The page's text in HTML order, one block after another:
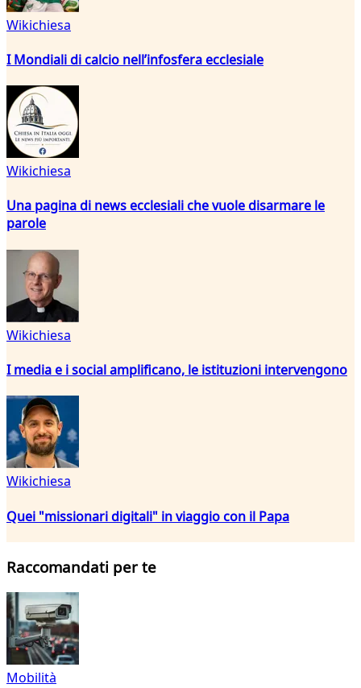
Wikichiesa
I Mondiali di calcio nell’infosfera ecclesiale
Wikichiesa
Una pagina di news ecclesiali che vuole disarmare le
parole
Wikichiesa
I media e i social amplificano, le istituzioni intervengono
Wikichiesa
Quei "missionari digitali" in viaggio con il Papa
Raccomandati per te
Mobilità